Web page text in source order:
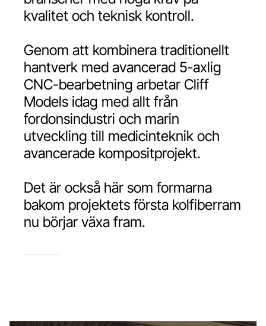
kvalitet och teknisk kontroll.
Genom att kombinera traditionellt
hantverk med avancerad 5-axlig
CNC-bearbetning arbetar Cliff
Models idag med allt från
fordonsindustri och marin
utveckling till medicinteknik och
avancerade kompositprojekt.
Det är också här som formarna
bakom projektets första kolfiberram
nu börjar växa fram.